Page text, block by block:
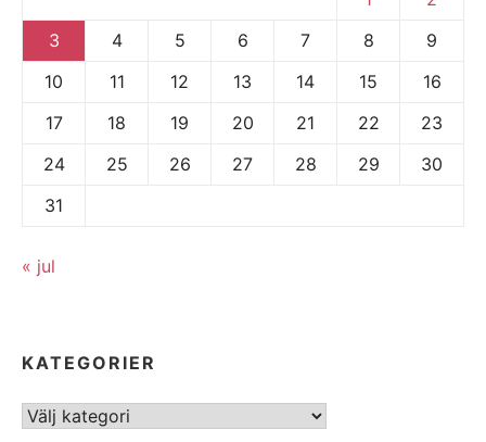
3
4 5 6 7 8
9
10
11 12 13 14 15
16
17
18 19 20 21 22
23
24
25 26 27 28 29
30
31
« jul
KATEGORIER
Kategorier